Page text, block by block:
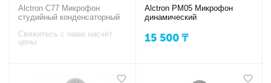
Alctron C77 Микрофон
студийный конденсаторный
Свяжитесь с нами насчёт
цены
Alctron PM05 Микрофон
динамический
15 500₸